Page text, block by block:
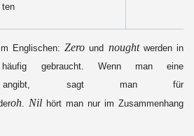
ten
Englischen:Zero und noughtwerden in
häufig gebraucht. Wenn man eine
angibt, sagt man für
oh Nil hört man nur im Zusammenhang